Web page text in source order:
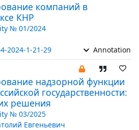
компаний в
КНР
№ 01/2024
2024-1-21-29 Annotation
надзорной функции
государственности:
решения
№ 03/2025
Евгеньевич